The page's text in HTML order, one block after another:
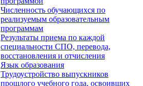
Численность обучающихся по
реализуемым образовательным
программам
Результаты приема по каждой
специальности СПО, перевода,
восстановления и отчисления
Язык образования
Трудоустройство выпускников
прошлого учебного года, освоивших